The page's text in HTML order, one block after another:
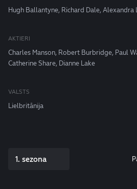
Hugh Ballantyne, Richard Dale, Alexandra
AKTIERI
Charles Manson, Robert Burbridge, Paul
Catherine Share, Dianne Lake
VALSTS
Lielbritānija
1. sezona